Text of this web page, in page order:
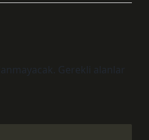
Gerekli alanlar